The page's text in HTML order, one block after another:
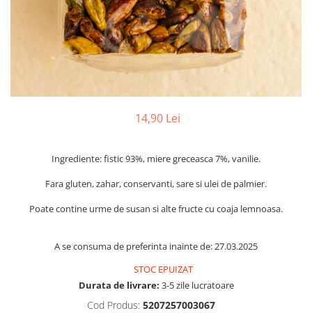
HEALTHY SNACKS
SUPERALIMENTE
PRODUSE ECO / ORGANICE
14,90 Lei
Ingrediente: fistic 93%, miere greceasca 7%, vanilie.
Fara gluten, zahar, conservanti, sare si ulei de palmier.
Poate contine urme de susan si alte fructe cu coaja lemnoasa.
A se consuma de preferinta inainte de: 27.03.2025
STOC EPUIZAT
Durata de livrare: 3-5 zile lucratoare
Cod Produs: 5207257003067